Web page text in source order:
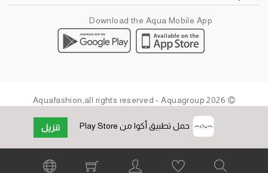
Download the Aqua Mobile App
حمل تطبيق أكوا من Play Store تنزيل